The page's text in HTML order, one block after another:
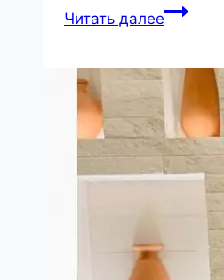
Читать далее«Копия
показала
дочь,
которую
родила
в
22-